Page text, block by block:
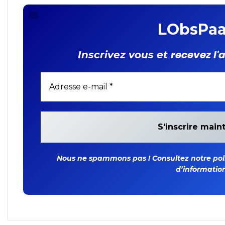
Inscrivez vous et recevez
Nous ne spammons pas ! Consultez notre